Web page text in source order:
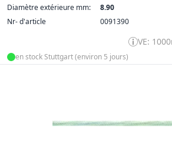
Diamètre extérieure mm:
8.90
Nr- d'article
0091390
VE:
en stock Stuttgart (environ 5 jours)